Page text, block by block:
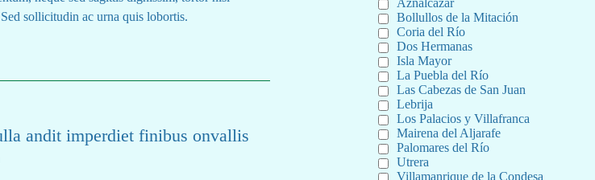
sollicitudin ac urna quis lobortis.
andit imperdiet finibus onvallis
Aznalcázar
Bollullos de la Mitación
Coria del Río
Dos Hermanas
Isla Mayor
La Puebla del Río
Las Cabezas de San Juan
Lebrija
Los Palacios y Villafranca
Mairena del Aljarafe
Palomares del Río
Utrera
Villamanrique de la Condesa